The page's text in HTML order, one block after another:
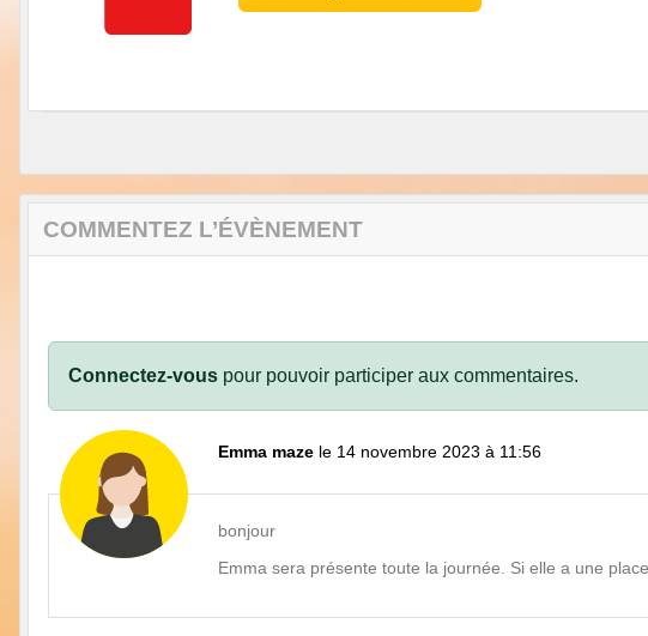
COMMENTEZ L’ÉVÈNEMENT
Connectez-vous pour pouvoir participer aux commentaires.
Emma maze le 14 novembre 2023 à 11:56
bonjour
Emma sera présente toute la journée. Si elle a une